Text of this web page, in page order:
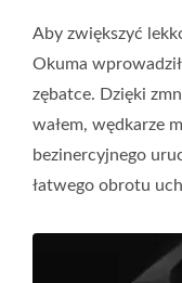
Aby zwiększyć
Okuma
zębatce. Dzięki
wałem, wędkarze
bezinercyjnego
łatwego obrotu